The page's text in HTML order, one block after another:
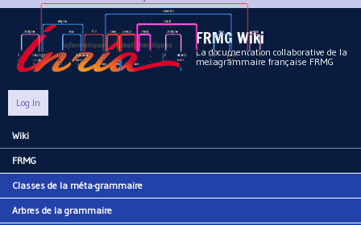
Aller au contenu principal
FRMG Wiki
La documentation collaborative de la
metagrammaire française FRMG
Log In
Main menu
Wiki
FRMG
Classes de la méta-grammaire
Arbres de la grammaire